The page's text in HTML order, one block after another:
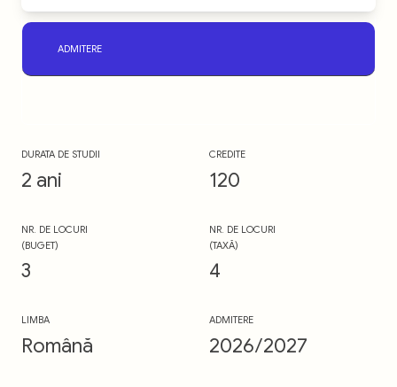
ADMITERE
DURATA DE STUDII
2 ani
CREDITE
120
NR. DE LOCURI
(BUGET)
3
NR. DE LOCURI
(TAXĂ)
4
LIMBA
Română
ADMITERE
2026/2027